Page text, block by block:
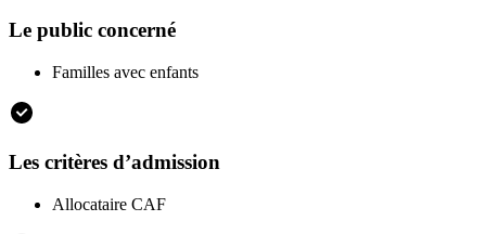
Le public concerné
Familles avec enfants
Les critères d’admission
Allocataire CAF